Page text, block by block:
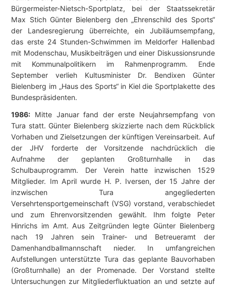
Bürgermeister-Nietsch-Sportplatz, bei der Staatssekretär
Max Stich Günter Bielenberg den „Ehrenschild des Sports“
der Landesregierung überreichte, ein Jubiläumsempfang,
das erste 24 Stunden-Schwimmen im Meldorfer Hallenbad
mit Modenschau, Musikbeiträgen und einer Diskussionsrunde
mit Kommunalpolitikern im Rahmenprogramm. Ende
September verlieh Kultusminister Dr. Bendixen Günter
Bielenberg im „Haus des Sports“ in Kiel die Sportplakette des
Bundespräsidenten.
1986: Mitte Januar fand der erste Neujahrsempfang von
Tura statt. Günter Bielenberg skizzierte nach dem Rückblick
Vorhaben und Zielsetzungen der künftigen Vereinsarbeit. Auf
der JHV forderte der Vorsitzende nachdrücklich die
Aufnahme der geplanten Großturnhalle in das
Schulbauprogramm. Der Verein hatte inzwischen 1529
Mitglieder. Im April wurde H. P. Iversen, der 15 Jahre der
inzwischen Tura angegliederten
Versehrtensportgemeinschaft (VSG) vorstand, verabschiedet
und zum Ehrenvorsitzenden gewählt. Ihm folgte Peter
Hinrichs im Amt. Aus Zeitgründen legte Günter Bielenberg
nach 19 Jahren sein Trainer- und Betreueramt der
Damenhandballmannschaft nieder. In umfangreichen
Aufstellungen unterstützte Tura das geplante Bauvorhaben
(Großturnhalle) an der Promenade. Der Vorstand stellte
Untersuchungen zur Mitgliederfluktuation an und setzte auf